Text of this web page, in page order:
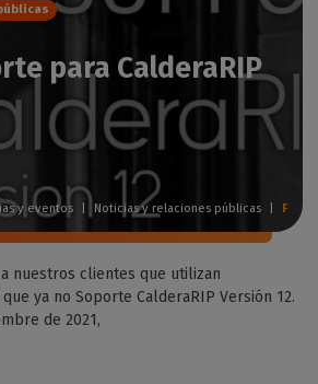
para CalderaRIP
y eventos Noticias y relaciones públicas
nuestros clientes que utilizan
ya no Soporte CalderaRIP Versión 12.
de 2021,